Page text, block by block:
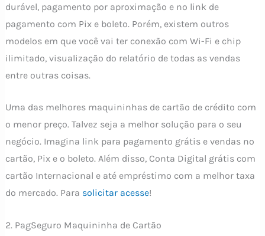
durável, pagamento por aproximação e no link de
pagamento com Pix e boleto. Porém, existem outros
modelos em que você vai ter conexão com Wi-Fi e chip
ilimitado, visualização do relatório de todas as vendas
entre outras coisas.
Uma das melhores maquininhas de cartão de crédito com
o menor preço. Talvez seja a melhor solução para o seu
negócio. Imagina link para pagamento grátis e vendas no
cartão, Pix e o boleto. Além disso, Conta Digital grátis com
cartão Internacional e até empréstimo com a melhor taxa
do mercado. Para solicitar acesse!
2. PagSeguro Maquininha de Cartão